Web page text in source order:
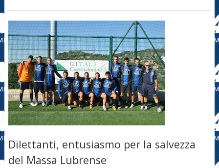
Dilettanti, entusiasmo per la salvezza
del Massa Lubrense